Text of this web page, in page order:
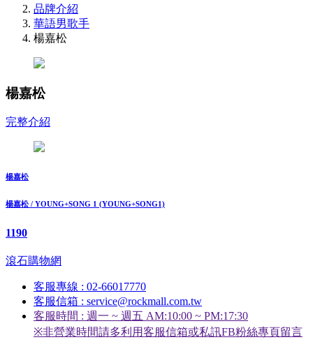
品牌介紹
華語男歌手
楊嘉松
楊嘉松
完整介紹
楊嘉松
楊嘉松 / YOUNG+SONG 1 (YOUNG+SONG1)
1190
滾石購物網
客服專線 : 02-66017770
客服信箱 : service@rockmall.com.tw
客服時間 : 週一 ~ 週五 AM:10:00 ~ PM:17:30
※非營業時間請多利用客服信箱或私訊FB粉絲專頁留言